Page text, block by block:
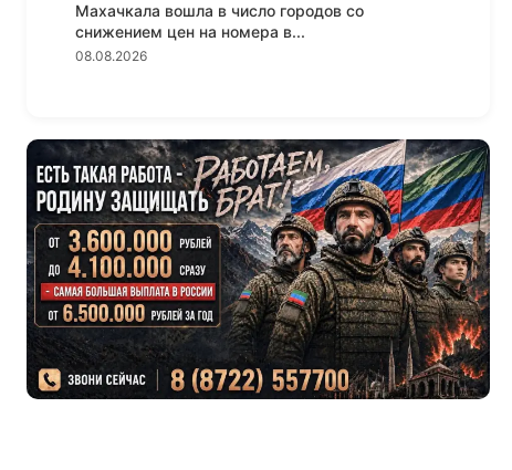
Махачкала вошла в число городов со
снижением цен на номера в...
08.08.2026